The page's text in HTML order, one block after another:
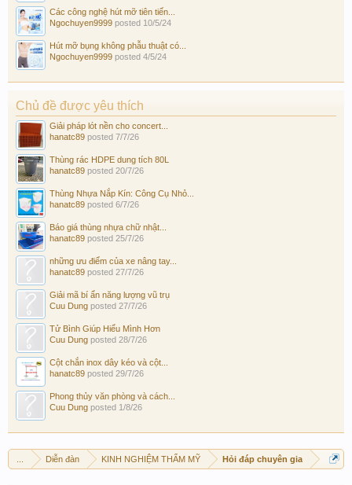
Các công nghệ hút mỡ tiên tiến...
Ngochuyen9999 posted 10/5/24
Hút mỡ bụng không phẫu thuật có...
Ngochuyen9999 posted 4/5/24
Chủ đề được yêu thích
Giải pháp lót nền cho concert...
hanatc89 posted 7/7/26
Thùng rác HDPE dung tích 80L
hanatc89 posted 20/7/26
Thùng Nhựa Nắp Kín: Công Cụ Nhỏ...
hanatc89 posted 6/7/26
Báo giá thùng nhựa chữ nhật...
hanatc89 posted 25/7/26
những ưu điểm của xe nâng tay...
hanatc89 posted 27/7/26
Giải mã bí ẩn năng lượng vũ trụ
Cuu Dung posted 27/7/26
Tử Bình Giúp Hiểu Mình Hơn
Cuu Dung posted 28/7/26
Cột chắn inox dây kéo và cột...
hanatc89 posted 29/7/26
Phong thủy văn phòng và cách...
Cuu Dung posted 1/8/26
Diễn đàn KINH NGHIỆM THẨM MỸ Hỏi đáp chuyên gia